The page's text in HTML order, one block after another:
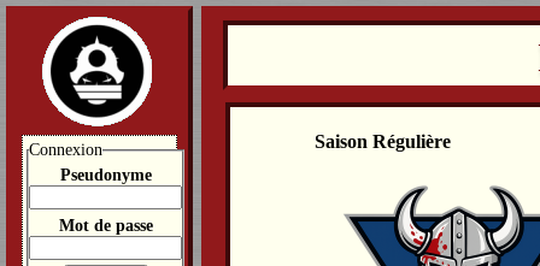
Saison Régulière
Connexion
Pseudonyme
Mot de passe